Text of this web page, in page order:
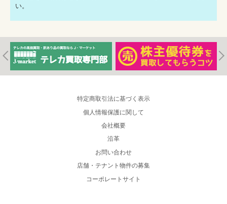
い。
特定商取引法に基づく表示
個人情報保護に関して
会社概要
沿革
お問い合わせ
店舗・テナント物件の募集
コーポレートサイト